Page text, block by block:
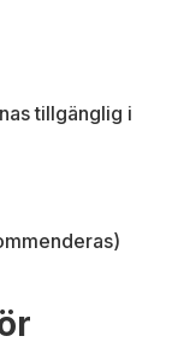
tillgänglig i